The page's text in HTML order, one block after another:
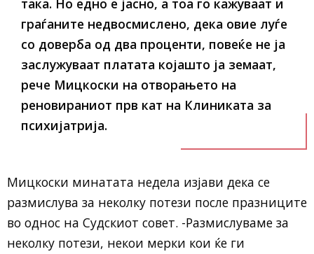
така. Но едно е јасно, а тоа го кажуваат и
граѓаните недвосмислено, дека овие луѓе
со доверба од два проценти, повеќе не ја
заслужуваат платата којашто ја земаат,
рече Мицкоски на отворањето на
реновираниот прв кат на Клиниката за
психијатрија.
Мицкоски минатата недела изјави дека се
размислува за неколку потези после празниците
во однос на Судскиот совет. -Размислуваме за
неколку потези, некои мерки кои ќе ги